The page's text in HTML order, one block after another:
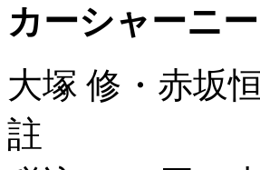
カーシャーニ
大塚 修・赤坂
註